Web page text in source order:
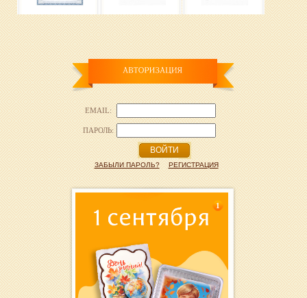
EMAIL:
ПАРОЛЬ:
ВОЙТИ
ЗАБЫЛИ ПАРОЛЬ? РЕГИСТРАЦИЯ
1